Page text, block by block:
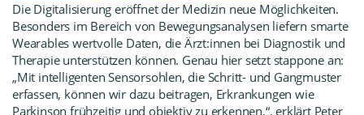
Die Digitalisierung eröffnet der Medizin neue Möglichkeiten.
Besonders im Bereich von Bewegungsanalysen liefern smarte
Wearables wertvolle Daten, die Ärzt:innen bei Diagnostik und
Therapie unterstützen können. Genau hier setzt stappone an:
„Mit intelligenten Sensorsohlen, die Schritt- und Gangmuster
erfassen, können wir dazu beitragen, Erkrankungen wie
Parkinson frühzeitig und objektiv zu erkennen.“, erklärt Peter